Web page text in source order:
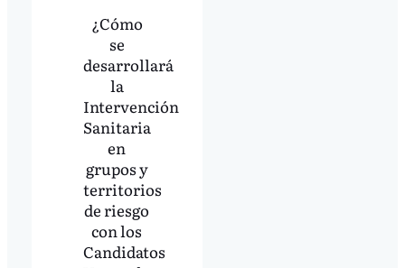
¿Cómo
se
desarrollará
la
Intervención
Sanitaria
en
grupos y
territorios
de riesgo
con los
Candidatos